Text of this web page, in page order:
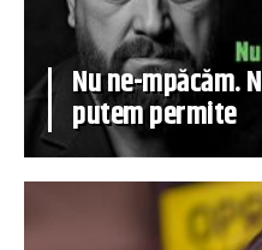
Nu ne-mpăcăm.
putem permite